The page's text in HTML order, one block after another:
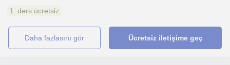
1. ders ücretsiz
daha fazlasını gör Ücretsiz iletişime geç